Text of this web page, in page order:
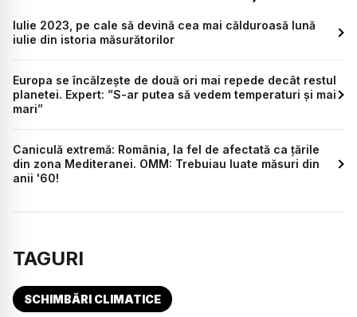
Iulie 2023, pe cale să devină cea mai călduroasă lună
iulie din istoria măsurătorilor
Europa se încălzește de două ori mai repede decât restul
planetei. Expert: ”S-ar putea să vedem temperaturi și mai
mari”
Caniculă extremă: România, la fel de afectată ca țările
din zona Mediteranei. OMM: Trebuiau luate măsuri din
anii '60!
TAGURI
SCHIMBĂRI CLIMATICE